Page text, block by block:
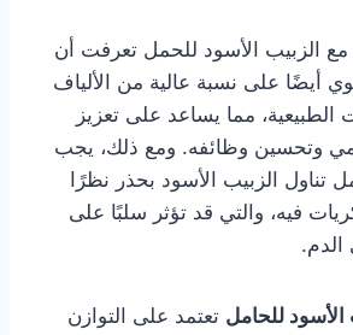
الزبيب الأسود للحمل تعرفت أن
أيضًا على نسبة عالية من الألياف
الطبيعية، مما يساعد على تعزيز
وتحسين وظائفه. ومع ذلك، يجب
تناول الزبيب الأسود بحذر نظرًا
فيه، والتي قد تؤثر سلبًا على
للحامل تعتمد على التوازن